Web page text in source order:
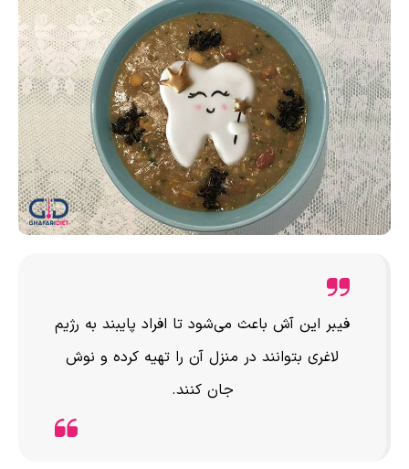
فیبر این آش باعث می‌شود تا افراد پایبند به رژیم
لاغری بتوانند در منزل آن را تهیه کرده و نوش
جان کنند.‌